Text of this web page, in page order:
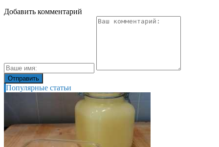
Добавить комментарий
Популярные статьи